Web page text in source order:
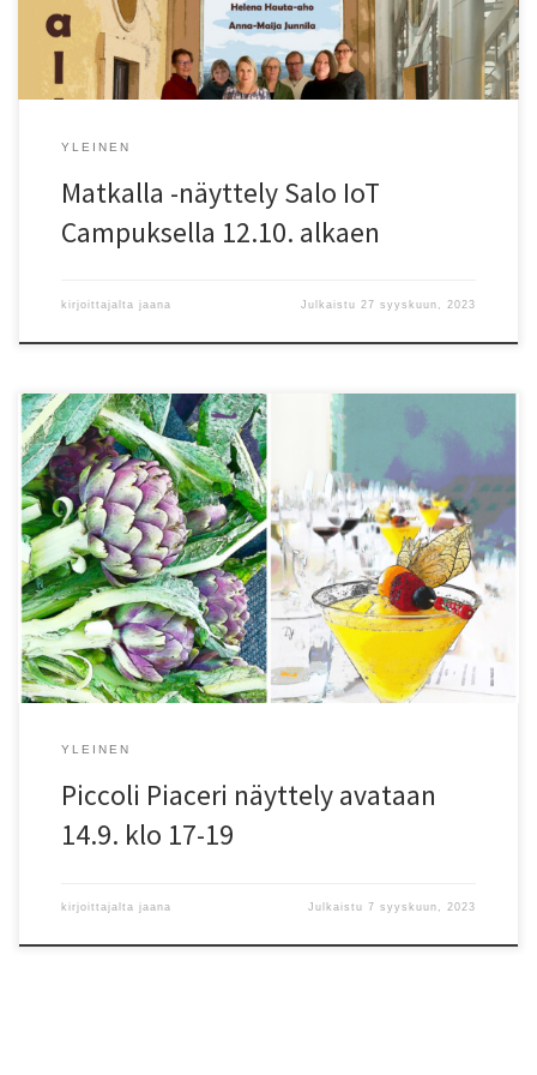
inhimillistä tai ammatillista kehitystä koskeva […]
YLEINEN
Matkalla -näyttely Salo IoT
Campuksella 12.10. alkaen
kirjoittajalta jaana Julkaistu 27 syyskuun, 2023
Tervetuloa DJK Design Jaana Kähönen näyttelyyn Piccoli Piaceri –
Pieniä nautintoja Avajaiset Design Hillissä Halikossa to 14.9. klo 17-
19 Tarinat, hetket, maut, tuoksut – pysähtyminen kahvilassa,
baarissa, torilla tai kadunkulmassa…Näyttelyni teokset pohjautuvat
etupäässä omiin valokuviini Italiasta, jossa vierailen usein, mutta
joukossa on myös muutamia otoksia Espanjasta. Matkustan usein
yksin, jolloin […]
YLEINEN
Piccoli Piaceri näyttely avataan
14.9. klo 17-19
kirjoittajalta jaana Julkaistu7 syyskuun, 2023